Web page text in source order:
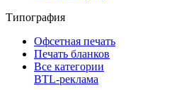
Типография
Офсетная печать
Печать бланков
Все категории
BTL-реклама